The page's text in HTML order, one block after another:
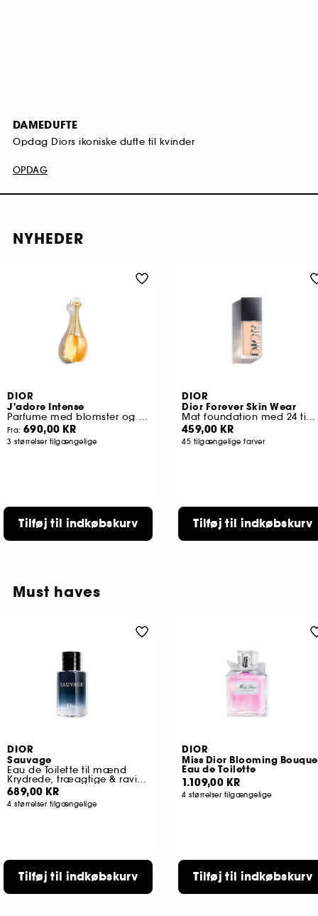
DAMEDUFTE
Opdag Diors ikoniske dufte til kvinder
OPDAG
NYHEDER
DIOR
J'adore Intense
Parfume med blomster og honningagtige noter
Fra: 690,00 KR
3 størrelser tilgængelige
Tilføj til indkøbskurv
DIOR
Dior Forever Skin Wear
Mat foundation med 24 timers holdbarhed
459,00 KR
45 tilgængelige farver
Tilføj til indkøbskurv
Must haves
DIOR
Sauvage
Eau de Toilette til mænd
Krydrede, træagtige & ravinspirerede noter
689,00 KR
4 størrelser tilgængelige
Tilføj til indkøbskurv
DIOR
Miss Dior Blooming
Eau de Toilette
1.109,00 KR
4 størrelser tilgængelige
Tilføj til indkøbskurv